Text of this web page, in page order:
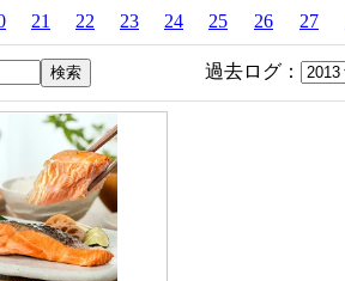
21 22 23 24 25 26 27
過去ログ：